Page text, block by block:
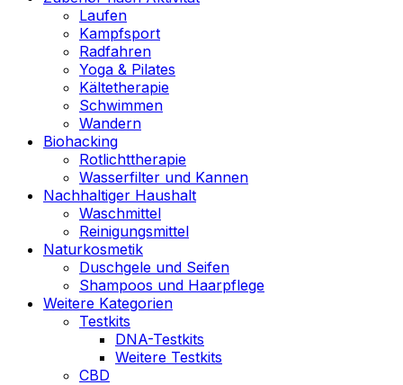
Laufen
Kampfsport
Radfahren
Yoga & Pilates
Kältetherapie
Schwimmen
Wandern
Biohacking
Rotlichttherapie
Wasserfilter und Kannen
Nachhaltiger Haushalt
Waschmittel
Reinigungsmittel
Naturkosmetik
Duschgele und Seifen
Shampoos und Haarpflege
Weitere Kategorien
Testkits
DNA-Testkits
Weitere Testkits
CBD